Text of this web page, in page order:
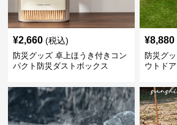
¥2,660 (税込)
防災グッズ 卓上ほうき付きコン
パクト防災ダストボックス
¥8,880
防災グ
ウトド